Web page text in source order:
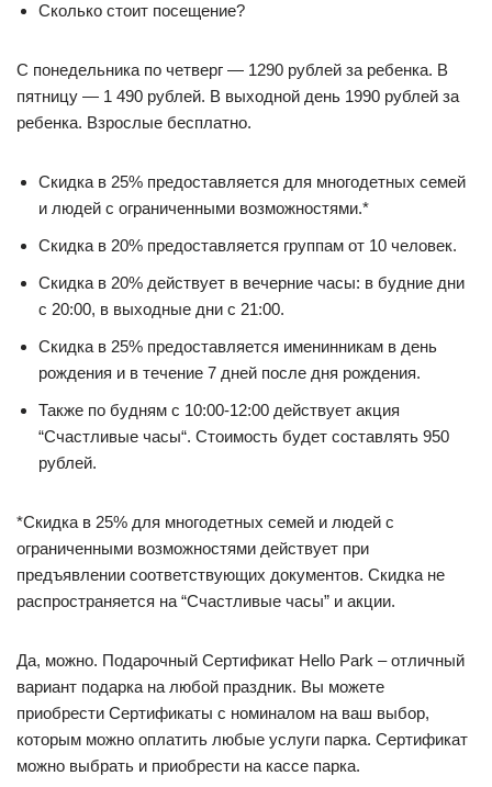
Сколько стоит посещение?
С понедельника по четверг — 1290 рублей за ребенка. В
пятницу — 1 490 рублей. В выходной день 1990 рублей за
ребенка. Взрослые бесплатно.
Скидка в 25% предоставляется для многодетных семей
и людей с ограниченными возможностями.*
Скидка в 20% предоставляется группам от 10 человек.
Скидка в 20% действует в вечерние часы: в будние дни
с 20:00, в выходные дни с 21:00.
Скидка в 25% предоставляется именинникам в день
рождения и в течение 7 дней после дня рождения.
Также по будням с 10:00-12:00 действует акция
“Счастливые часы“. Стоимость будет составлять 950
рублей.
*Скидка в 25% для многодетных семей и людей с
ограниченными возможностями действует при
предъявлении соответствующих документов. Скидка не
распространяется на “Счастливые часы” и акции.
Да, можно. Подарочный Сертификат Hello Park – отличный
вариант подарка на любой праздник. Вы можете
приобрести Сертификаты с номиналом на ваш выбор,
которым можно оплатить любые услуги парка. Сертификат
можно выбрать и приобрести на кассе парка.